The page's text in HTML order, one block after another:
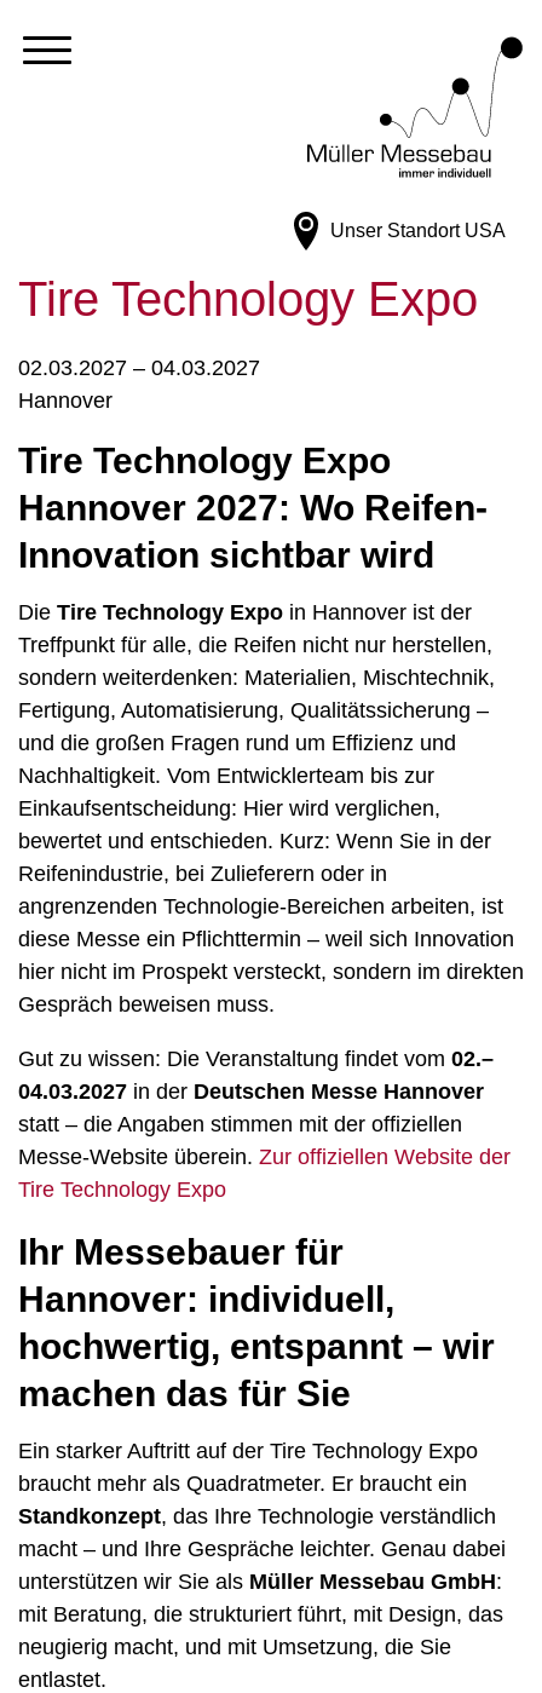
Unser Standort USA
Tire Technology Expo
02.03.2027 – 04.03.2027
Hannover
Tire Technology Expo
Hannover 2027: Wo Reifen-
Innovation sichtbar wird
Die Tire Technology Expo in Hannover ist der
Treffpunkt für alle, die Reifen nicht nur herstellen,
sondern weiterdenken: Materialien, Mischtechnik,
Fertigung, Automatisierung, Qualitätssicherung –
und die großen Fragen rund um Effizienz und
Nachhaltigkeit. Vom Entwicklerteam bis zur
Einkaufsentscheidung: Hier wird verglichen,
bewertet und entschieden. Kurz: Wenn Sie in der
Reifenindustrie, bei Zulieferern oder in
angrenzenden Technologie-Bereichen arbeiten, ist
diese Messe ein Pflichttermin – weil sich Innovation
hier nicht im Prospekt versteckt, sondern im direkten
Gespräch beweisen muss.
Gut zu wissen: Die Veranstaltung findet vom 02.–
04.03.2027 in der Deutschen Messe Hannover
statt – die Angaben stimmen mit der offiziellen
Messe-Website überein. Zur offiziellen Website der
Tire Technology Expo
Ihr Messebauer für
Hannover: individuell,
hochwertig, entspannt – wir
machen das für Sie
Ein starker Auftritt auf der Tire Technology Expo
braucht mehr als Quadratmeter. Er braucht ein
Standkonzept, das Ihre Technologie verständlich
macht – und Ihre Gespräche leichter. Genau dabei
unterstützen wir Sie als Müller Messebau GmbH:
mit Beratung, die strukturiert führt, mit Design, das
neugierig macht, und mit Umsetzung, die Sie
entlastet.